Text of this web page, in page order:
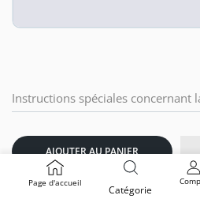
Page d'accueil
Catégorie
AJOUTER AU PANIER